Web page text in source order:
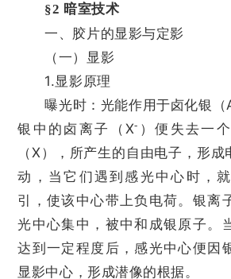
§2 暗室技术
一、胶片的显影与定影
（一）显影
1.显影原理
曝光时：光能作用于卤化银
银中的卤离子（X- ）便失去一
（X），所产生的自由电子，形
动，当它们遇到感光中心时，
引，使该中心带上负电荷。银离
光中心集中，被中和成银原子。
达到一定程度后，感光中心便因
显影中心，形成潜像的根据。